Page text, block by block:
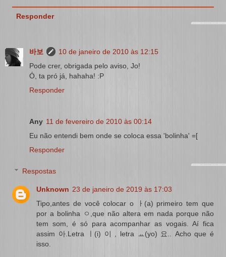
Responder
바보
10 de janeiro de 2010 às 12:15
Pode crer, obrigada pelo aviso, Jo!
Ó, ta pró já, hahaha! :P
Responder
Any 11 de fevereiro de 2010 às 00:14
Eu não entendi bem onde se coloca essa 'bolinha' =[
Responder
Respostas
Unknown 23 de janeiro de 2019 às 17:03
Tipo,antes de você colocar o ㅏ(a) primeiro tem que
por a bolinha ㅇ,que não altera em nada porque não
tem som, é só para acompanhar as vogais. Aí fica
assim 아.Letra ㅣ(i) 이 , letra ㅛ(yo) 요.. Acho que é
isso.